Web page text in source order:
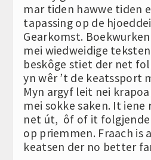
mar tiden hawwe tiden
tapassing op de
Gearkomst.
mei wiedweidige
beskôge stiet der net
yn wêr ’t de keatssport
Myn argyf leit nei
mei sokke saken. It
net út, ôf of it
op priemmen. Fraach is
keatsen der no better